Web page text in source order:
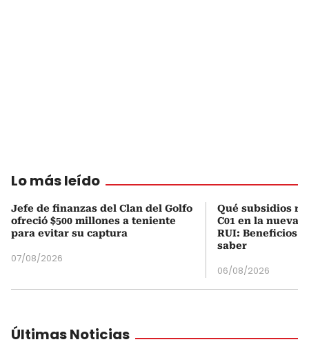
Lo más leído
Jefe de finanzas del Clan del Golfo
ofreció $500 millones a teniente
para evitar su captura
07/08/2026
Qué subsidios
C01 en la nueva
RUI: Beneficios
saber
06/08/2026
Últimas Noticias